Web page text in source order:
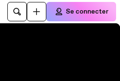
Se connecter